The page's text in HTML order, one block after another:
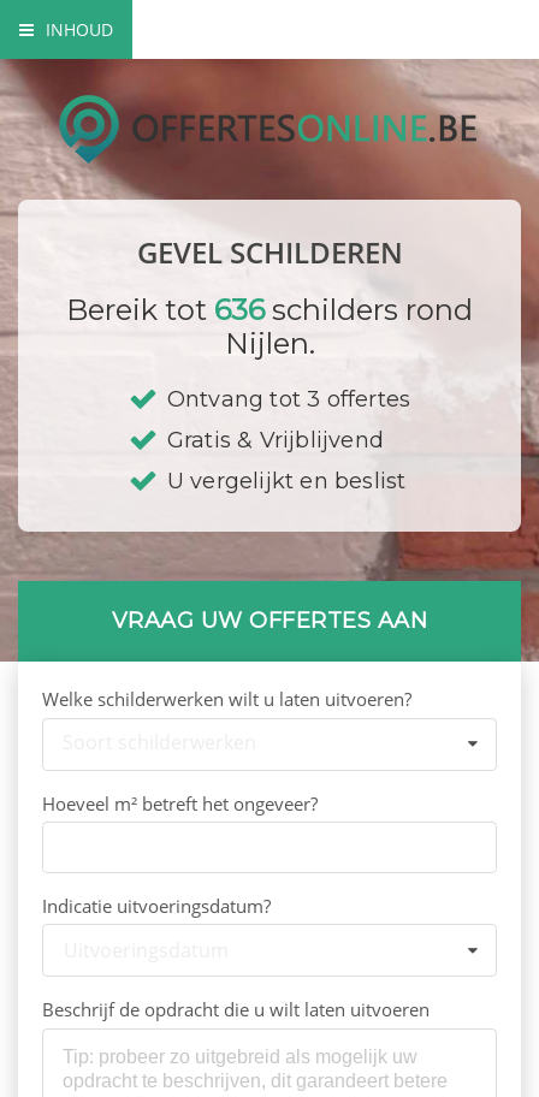
INHOUD
Mogelijke gevel schilderwerken
Verfsoorten
Hoe gaat een schilder te werk?
Bedrijf registrerenGEVEL SCHILDEREN
Bereik tot 636schilders rond
Nijlen.
Ontvang tot 3 offertes
Gratis & Vrijblijvend
U vergelijkt en beslist
VRAAG UW OFFERTES AAN
Welke schilderwerken wilt u laten uitvoeren?
Hoeveel m² betreft het ongeveer?
Indicatie uitvoeringsdatum?
Beschrijf de opdracht die u wilt laten uitvoeren